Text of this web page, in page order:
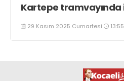
Kartepe
29 Kasım 2025 Cumartesi 13:55